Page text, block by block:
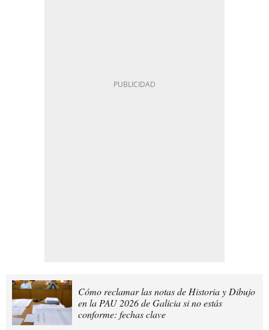
Cómo reclamar las notas de Historia y Dibujo
en la PAU 2026 de Galicia si no estás
conforme: fechas clave